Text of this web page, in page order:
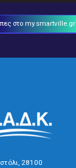
στο my.smartville.gr
28100